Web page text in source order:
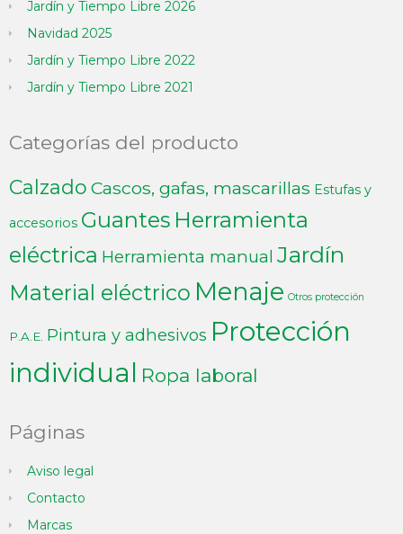
Jardín y Tiempo Libre 2026
Navidad 2025
Jardín y Tiempo Libre 2022
Jardín y Tiempo Libre 2021
Categorías del producto
Calzado Cascos, gafas, mascarillas Estufas y
accesorios Guantes Herramienta
eléctrica Herramienta manual Jardín
Material eléctrico Menaje Otros protección
P.A.E. Pintura y adhesivos Protección
individual Ropa laboral
Páginas
Aviso legal
Contacto
Marcas